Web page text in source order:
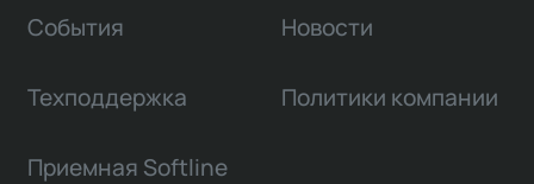
События Новости
Техподдержка Политики компании
Приемная Softline